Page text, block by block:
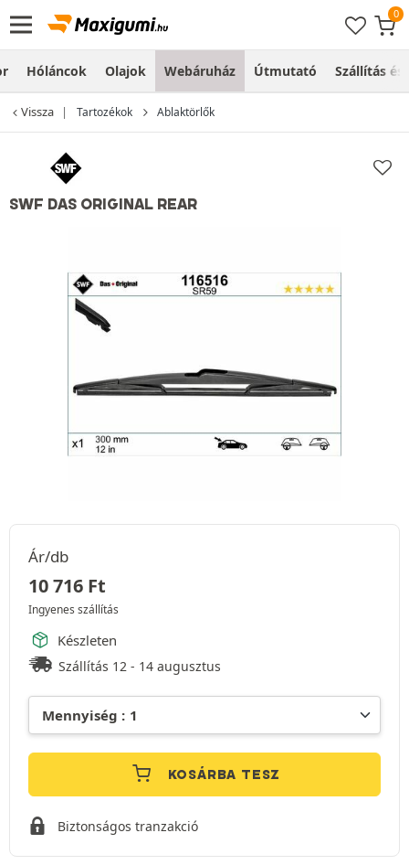
Hóláncok Olajok Webáruház Útmutató Szállítás és
Vissza Tartozékok Ablaktörlők
SWF DAS ORIGINAL REAR
Ár/db
10 716 Ft
Ingyenes szállítás
Készleten
Szállítás 12 - 14 augusztus
KOSÁRBA TESZ
Biztonságos tranzakció